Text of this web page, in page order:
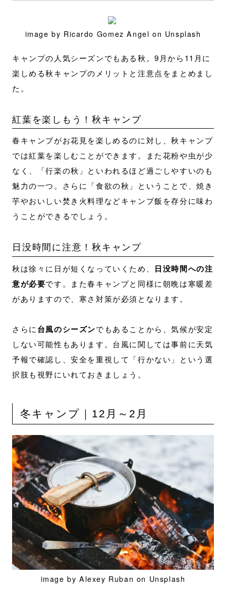
image by Ricardo Gomez Angel on Unsplash
キャンプの人気シーズンでもある秋。9月から11月に
楽しめる秋キャンプのメリットと注意点をまとめまし
た。
紅葉を楽しもう！秋キャンプ
春キャンプがお花見を楽しめるのに対し、秋キャンプ
では紅葉を楽しむことができます。また花粉や虫が少
なく、「行楽の秋」といわれるほど過ごしやすいのも
魅力の一つ。さらに「食欲の秋」ということで、焼き
芋やおいしい焚き火料理などキャンプ飯を存分に味わ
うことができるでしょう。
日没時間に注意！秋キャンプ
秋は徐々に日が短くなっていくため、 日没時間への注
意が必要です。また春キャンプと同様に朝晩は寒暖差
がありますので、寒さ対策が必須となります。
さらに台風のシーズンでもあることから、気候が安定
しない可能性もあります。台風に関しては事前に天気
予報で確認し、安全を重視して「行かない」という選
択肢も視野にいれておきましょう。
冬キャンプ｜12月～2月
image by Alexey Ruban on Unsplash